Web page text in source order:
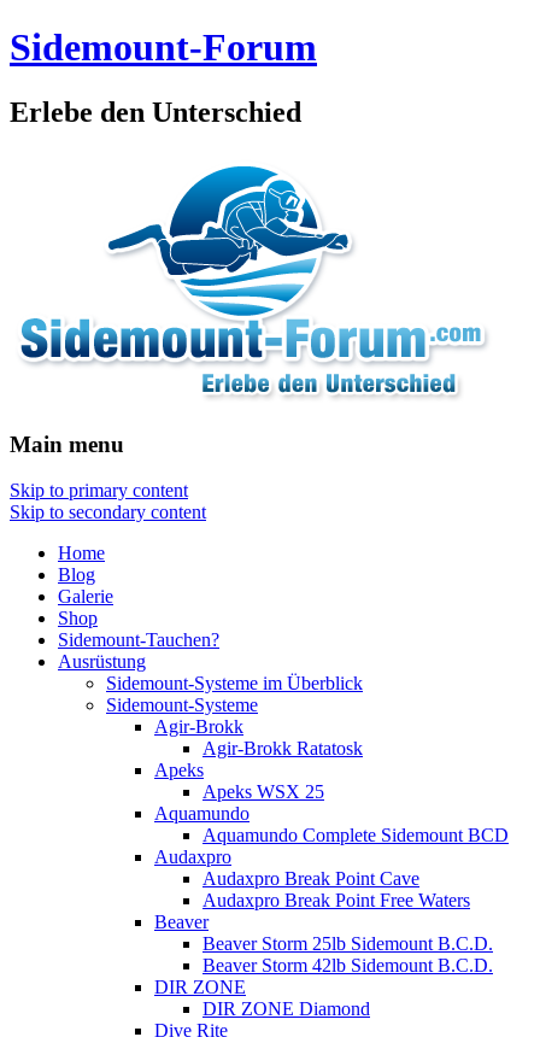
Sidemount-Forum
Erlebe den Unterschied
Main menu
Skip to primary content
Skip to secondary content
Home
Blog
Galerie
Shop
Sidemount-Tauchen?
Ausrüstung
Sidemount-Systeme im Überblick
Sidemount-Systeme
Agir-Brokk
Agir-Brokk Ratatosk
Apeks
Apeks WSX 25
Aquamundo
Aquamundo Complete Sidemount BCD
Audaxpro
Audaxpro Break Point Cave
Audaxpro Break Point Free Waters
Beaver
Beaver Storm 25lb Sidemount B.C.D.
Beaver Storm 42lb Sidemount B.C.D.
DIR ZONE
DIR ZONE Diamond
Dive Rite